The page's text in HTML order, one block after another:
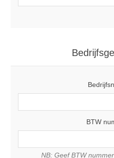
BTW
NB: Geef BTW